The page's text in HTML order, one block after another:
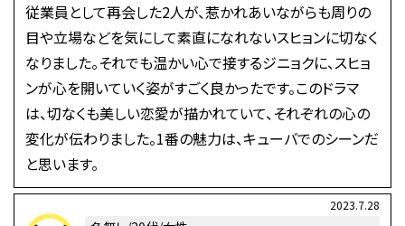
従業員として再会した2人が、惹かれあいながらも周りの
目や立場などを気にして素直になれないスヒョンに切なく
なりました。それでも温かい心で接するジニョクに、スヒョ
ンが心を開いていく姿がすごく良かったです。このドラマ
は、切なくも美しい恋愛が描かれていて、それぞれの心の
変化が伝わりました。1番の魅力は、キューバでのシーンだ
と思います。
2023.7.28